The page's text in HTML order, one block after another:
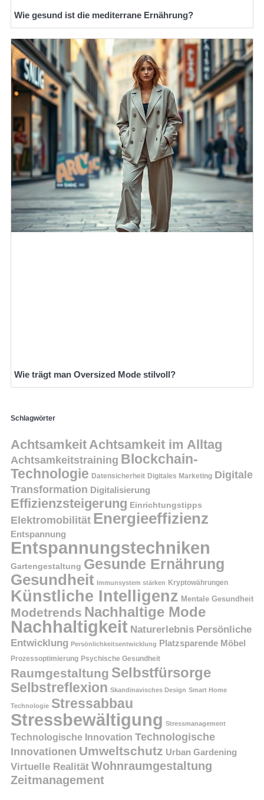
Wie gesund ist die mediterrane Ernährung?
Wie trägt man Oversized Mode stilvoll?
Schlagwörter
Achtsamkeit Achtsamkeit im Alltag
Achtsamkeitstraining Blockchain-
Technologie Datensicherheit Digitales Marketing Digitale
Transformation Digitalisierung
Effizienzsteigerung Einrichtungstipps
Elektromobilität Energieeffizienz
Entspannung
Entspannungstechniken
Gartengestaltung Gesunde Ernährung
Gesundheit Immunsystem stärken Kryptowährungen
Künstliche Intelligenz Mentale Gesundheit
Modetrends Nachhaltige Mode
Nachhaltigkeit Naturerlebnis Persönliche
Entwicklung Persönlichkeitsentwicklung Platzsparende Möbel
Prozessoptimierung Psychische Gesundheit
Raumgestaltung Selbstfürsorge
Selbstreflexion Skandinavisches Design Smart Home
Technologie Stressabbau
Stressbewältigung Stressmanagement
Technologische Innovation Technologische
Innovationen Umweltschutz Urban Gardening
Virtuelle Realität Wohnraumgestaltung
Zeitmanagement